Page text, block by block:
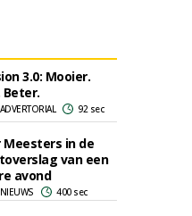
3.0: Mooier.
Beter.
92 sec
Meesters in de
van een
avond
400 sec